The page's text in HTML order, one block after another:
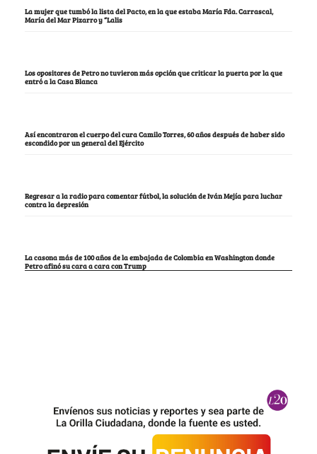
La mujer que tumbó la lista del Pacto, en la que estaba María Fda. Carrascal,
María del Mar Pizarro y “Lalis
Los opositores de Petro no tuvieron más opción que criticar la puerta por la que
entró a la Casa Blanca
Así encontraron el cuerpo del cura Camilo Torres, 60 años después de haber sido
escondido por un general del Ejército
Regresar a la radio para comentar fútbol, la solución de Iván Mejía para luchar
contra la depresión
La casona más de 100 años de la embajada de Colombia en Washington donde
Petro afinó su cara a cara con Trump